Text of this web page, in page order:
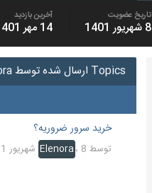
تاریخ عضویت
8 شهریور 1401
آخرین بازدید
14 مهر 1401
Topics ارسال شده توسط Elenora
خرید سرور ضروریه؟
توسط Elenora، 8 شهریور 1401